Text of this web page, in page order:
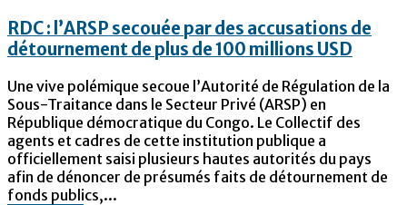
RDC : l’ARSP secouée par des accusations de
détournement de plus de 100 millions USD
Une vive polémique secoue l’Autorité de Régulation de la
Sous-Traitance dans le Secteur Privé (ARSP) en
République démocratique du Congo. Le Collectif des
agents et cadres de cette institution publique a
officiellement saisi plusieurs hautes autorités du pays
afin de dénoncer de présumés faits de détournement de
fonds publics,...